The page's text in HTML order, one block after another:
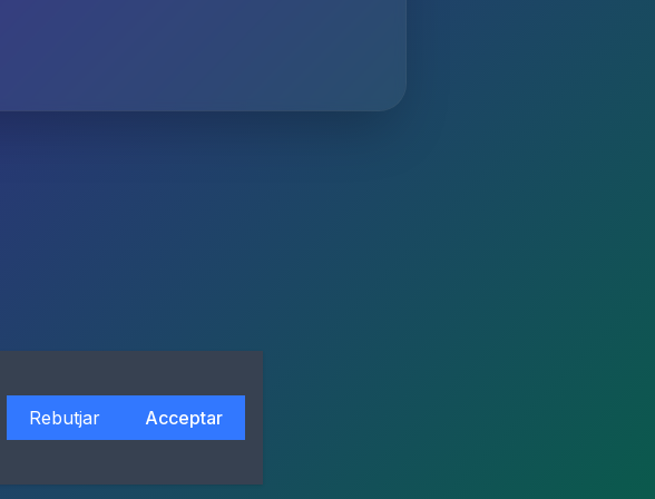
Rebutjar Acceptar